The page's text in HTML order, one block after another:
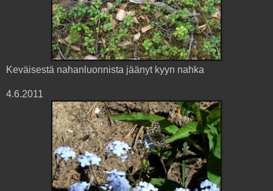
Keväisestä nahanluonnista jäänyt kyyn nahka
4.6.2011